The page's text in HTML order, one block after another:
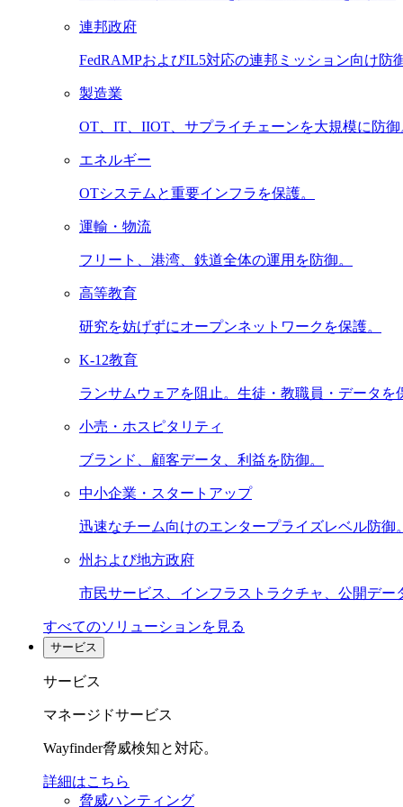
連邦政府
FedRAMPおよびIL5対応の連邦ミッション向け防御
製造業
OT、IT、IIOT、サプライチェーンを大規模に防御
エネルギー
OTシステムと重要インフラを保護。
運輸・物流
フリート、港湾、鉄道全体の運用を防御。
高等教育
研究を妨げずにオープンネットワークを保護。
K-12教育
ランサムウェアを阻止。生徒・教職員・データを
小売・ホスピタリティ
ブランド、顧客データ、利益を防御。
中小企業・スタートアップ
迅速なチーム向けのエンタープライズレベル防御。
州および地方政府
市民サービス、インフラストラクチャ、公開デー
すべてのソリューションを見る
サービス
サービス
マネージドサービス
Wayfinder脅威検知と対応。
詳細はこちら
脅威ハンティング